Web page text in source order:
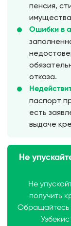
пенсия,
Ошибки в
отказа.
паспорт
есть
выдаче
Не
Не
получить
Обращайтесь